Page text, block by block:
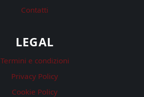
Contatti
LEGAL
Termini e condizioni
Privacy Policy
Cookie Policy